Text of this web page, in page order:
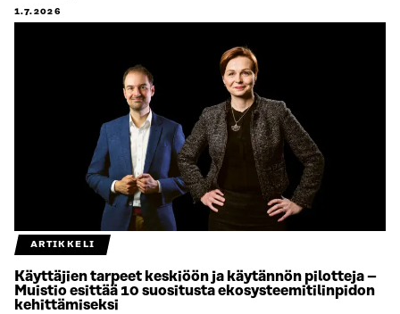
1.7.2026
ARTIKKELI
Käyttäjien tarpeet keskiöön ja käytännön pilotteja –
Muistio esittää 10 suositusta ekosysteemitilinpidon
kehittämiseksi